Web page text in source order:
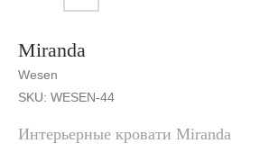
Miranda
Wesen
SKU: WESEN-44
Интерьерные кровати Miranda